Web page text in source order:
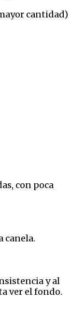
cantidad)
con poca
canela.
y al
ver el fondo.